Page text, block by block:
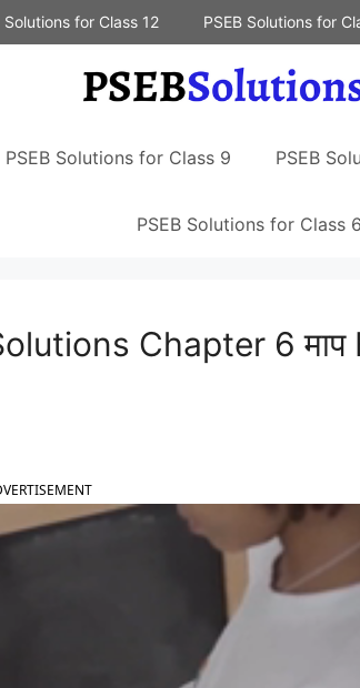
Solutions for Class 12 PSEB Solutions for
PSEB Solutions for Class 9 PSEB
PSEB Solutions for Class 6
Chapter 6 माप